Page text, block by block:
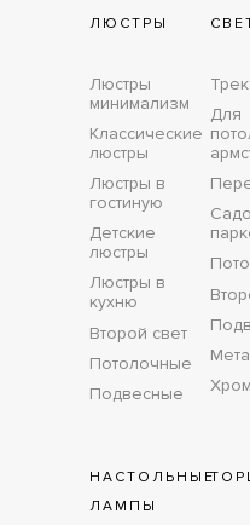
ЛЮСТРЫ
Люстры
минимализм
Классические
люстры
Люстры в
гостиную
Детские
люстры
Люстры в
кухню
Второй свет
Потолочные
Подвесные
Для
Хром
НАСТОЛЬНЫЕ
ЛАМПЫ